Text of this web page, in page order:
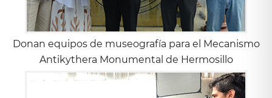
Donan equipos de museografía para el Mecanismo
Antikythera Monumental de Hermosillo